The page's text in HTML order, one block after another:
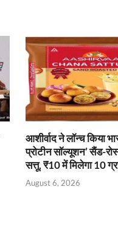
आशीर्वाद ने लॉन्च किया
प्रोटीन सॉल्यूशन’ सैंड-
सत्तू, ₹10 में मिलेगा 10
August 6, 2026